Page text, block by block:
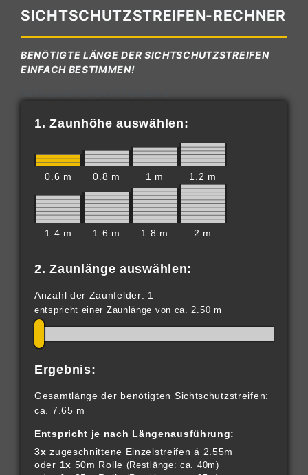
SICHTSCHUTZSTREIFEN-RECHNER
BENÖTIGTE LÄNGE DER SICHTSCHUTZSTREIFEN
EINFACH BESTIMMEN!
1. Zaunhöhe auswählen:
0.6 m 0.8 m 1 m 1.2 m
1.4 m 1.6 m 1.8 m 2 m
2. Zaunlänge auswählen:
Anzahl der Zaunfelder: 1
entspricht einer Zaunlänge von ca. 2.50 m
Ergebnis:
Gesamtlänge der benötigten Sichtschutzstreifen:
ca. 7.65 m
Entspricht je nach Längenausführung:
3x zugeschnittene Einzelstreifen á 2.55m
oder 1x 50m Rolle (Restlänge: ca. 40m)